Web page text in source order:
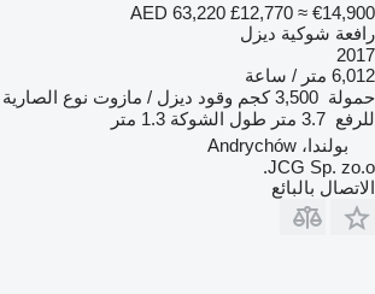
AED 63,220 £12,770 ≈ €14,900
رافعة شوكية ديزل
2017
6,012 متر / ساعة
حمولة 3,500 كجم وقود ديزل / مازوت نوع الصارية
للرفع 3.7 متر طول الشوكة 1.3 متر
بولندا، Andrychów
JCG Sp. zo.o.
الاتصال بالبائع